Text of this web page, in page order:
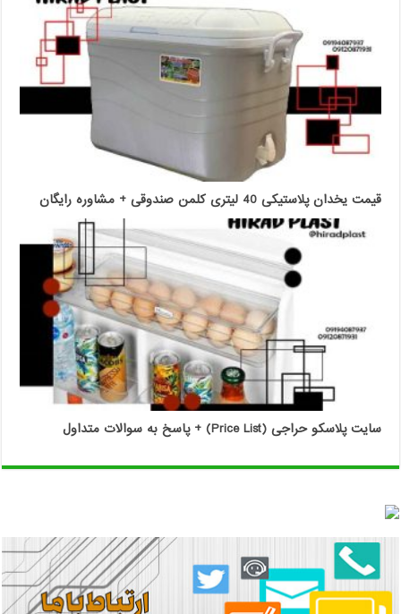
قیمت یخدان پلاستیکی 40 لیتری کلمن صندوقی + مشاوره رایگان
سایت پلاسکو حراجی (Price List) + پاسخ به سوالات متداول